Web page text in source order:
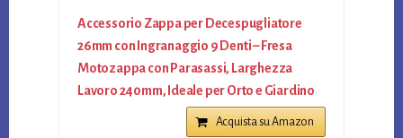
Accessorio Zappa per Decespugliatore
26mm con Ingranaggio 9 Denti – Fresa
Motozappa con Parasassi, Larghezza
Lavoro 240mm, Ideale per Orto e Giardino
Acquista su Amazon